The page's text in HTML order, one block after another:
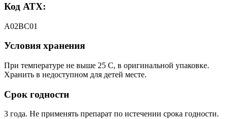
Код АТХ:
А02ВС01
Условия хранения
При температуре не выше 25 C, в оригинальной упаковке.
Хранить в недоступном для детей месте.
Срок годности
3 года. Не применять препарат по истечении срока годности.